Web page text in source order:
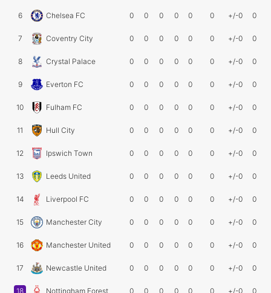
6 Chelsea FC 0 0 0 0 0 0 +/-0 0
7 Coventry City 0 0 0 0 0 0 +/-0 0
8 Crystal Palace 0 0 0 0 0 0 +/-0 0
9 Everton FC 0 0 0 0 0 0 +/-0 0
10 Fulham FC 0 0 0 0 0 0 +/-0 0
11 Hull City 0 0 0 0 0 0 +/-0 0
12 Ipswich Town 0 0 0 0 0 0 +/-0 0
13 Leeds United 0 0 0 0 0 0 +/-0 0
14 Liverpool FC 0 0 0 0 0 0 +/-0 0
15 Manchester City 0 0 0 0 0 0 +/-0 0
16 Manchester United 0 0 0 0 0 0 +/-0 0
17 Newcastle United 0 0 0 0 0 0 +/-0 0
18 Nottingham Forest 0 0 0 0 0 0 +/-0 0